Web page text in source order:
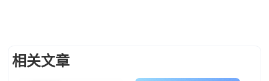
相关文章